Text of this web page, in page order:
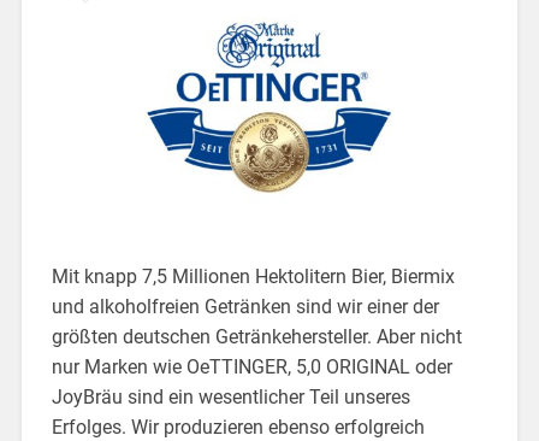
Mit knapp 7,5 Millionen Hektolitern Bier, Biermix
und alkoholfreien Getränken sind wir einer der
größten deutschen Getränkehersteller. Aber nicht
nur Marken wie OeTTINGER, 5,0 ORIGINAL oder
JoyBräu sind ein wesentlicher Teil unseres
Erfolges. Wir produzieren ebenso erfolgreich